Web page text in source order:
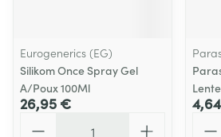
Eurogenerics (EG)
Silikom Once Spray Gel
A/Poux 100Ml
26,95 €